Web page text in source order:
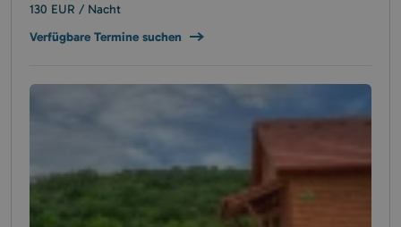
130 EUR / Nacht
Verfügbare Termine suchen